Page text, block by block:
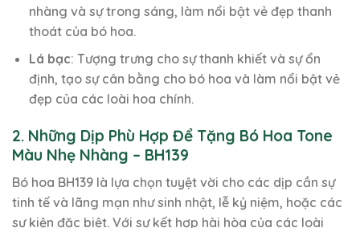
nhàng và sự trong sáng, làm nổi bật vẻ đẹp thanh
thoát của bó hoa.
Lá bạc: Tượng trưng cho sự thanh khiết và sự ổn
định, tạo sự cân bằng cho bó hoa và làm nổi bật vẻ
đẹp của các loài hoa chính.
2. Những Dịp Phù Hợp Để Tặng Bó Hoa Tone
Màu Nhẹ Nhàng – BH139
Bó hoa BH139 là lựa chọn tuyệt vời cho các dịp cần sự
tinh tế và lãng mạn như sinh nhật, lễ kỷ niệm, hoặc các
sự kiện đặc biệt. Với sự kết hợp hài hòa của các loài